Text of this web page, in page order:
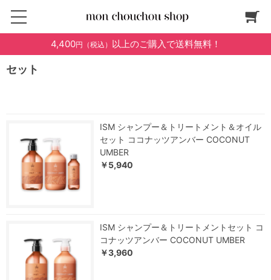
4,400円（税込） 以上のご購入で送料無料！
セット
ISM シャンプー＆トリートメント＆オイル
セット ココナッツアンバー COCONUT
UMBER
￥5,940
ISM シャンプー＆トリートメントセット コ
コナッツアンバー COCONUT UMBER
￥3,960